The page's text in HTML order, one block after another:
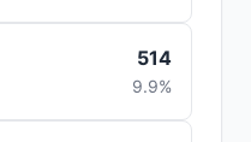
514
9.9%